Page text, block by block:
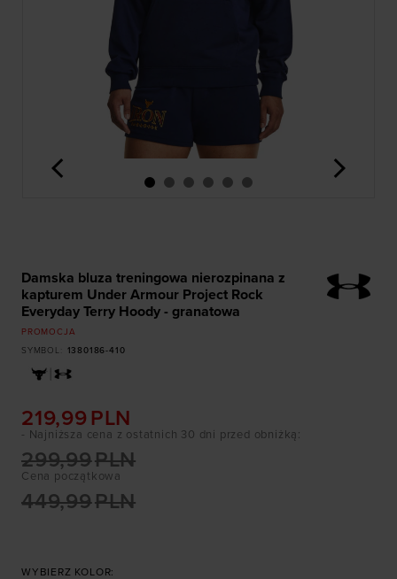
<
Damska bluza treningowa nierozpinana z
kapturem Under Armour Project Rock
Everyday Terry Hoody - granatowa
PROMOCJA
SYMBOL
1380186-410
219,99 PLN
Cena początkowa
449,99PLN
299,99PLN
- Najniższa cena z ostatnich 30 dni przed obniżką:
WYBIERZ KOLOR: